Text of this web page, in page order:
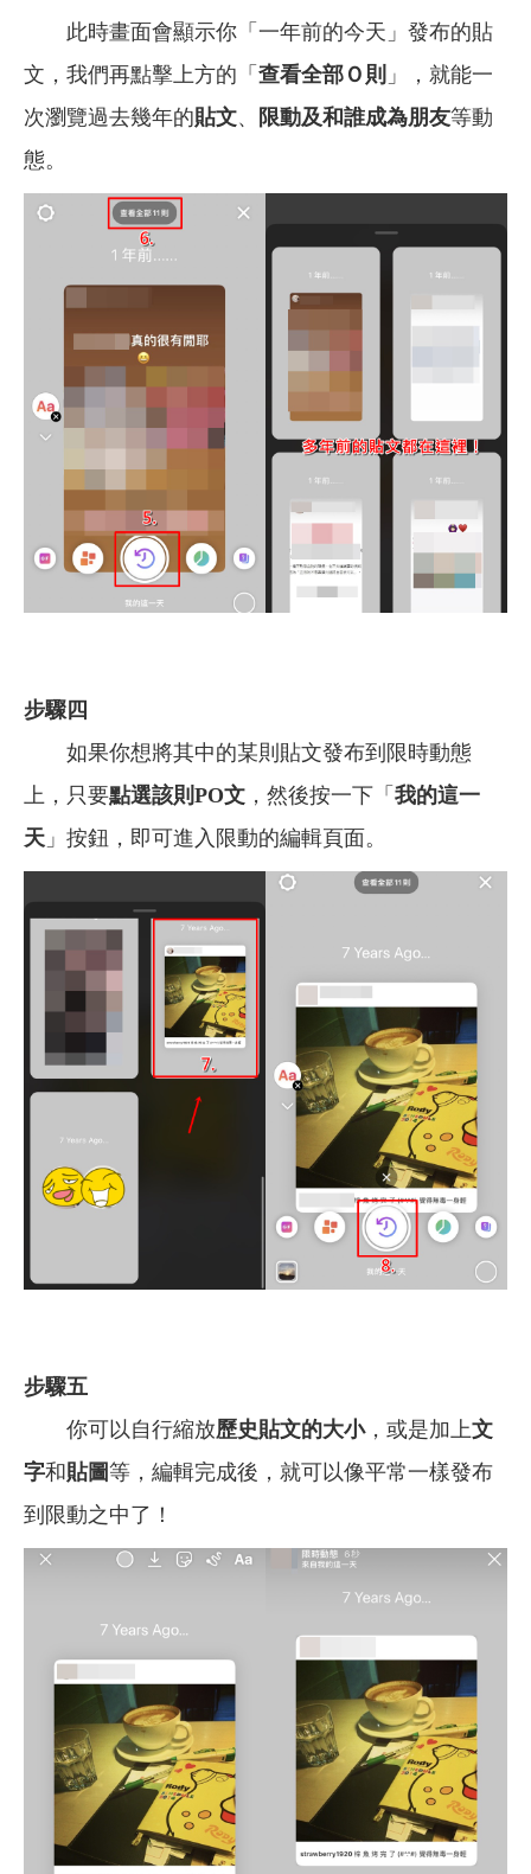
此時畫面會顯示你「一年前的今天」發布的貼
文，我們再點擊上方的「 查看全部Ｏ則 」，就能一
次瀏覽過去幾年的貼文、 限動及和誰成為朋友等動
態。
步驟四
如果你想將其中的某則貼文發布到限時動態
上，只要點選該則PO文 ，然後按一下「 我的這一
天 」按鈕，即可進入限動的編輯頁面。
步驟五
你可以自行縮放歷史貼文的大小，或是加上文
字和貼圖等，編輯完成後，就可以像平常一樣發布
到限動之中了！